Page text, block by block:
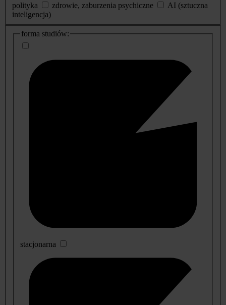
polityka
zdrowie, zaburzenia psychiczne
AI (sztuczna
inteligencja)
dodatkowe
informacje
forma studiów:
stacjonarna